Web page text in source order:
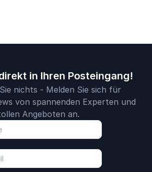
in Ihren Posteingang!
nichts - Melden Sie sich für
von spannenden Experten und
Angeboten an.